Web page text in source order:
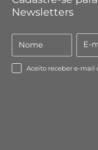
Newsletters
Nome
Nome
mail
E-
Aceito receber e-mail